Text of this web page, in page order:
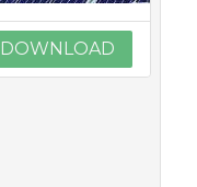
DOWNLOAD